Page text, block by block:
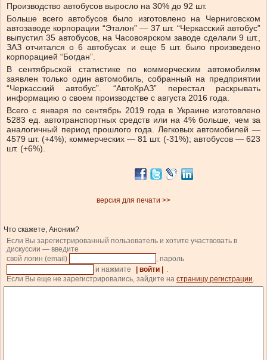
Производство автобусов выросло на 30% до 92 шт.
Больше всего автобусов было изготовлено на Черниговском
автозаводе корпорации “Эталон” — 37 шт. “Черкасский автобус”
выпустил 35 автобусов, на Часовоярском заводе сделали 9 шт.,
ЗАЗ отчитался о 6 автобусах и еще 5 шт. было произведено
корпорацией “Богдан”.
В сентябрьской статистике по коммерческим автомобилям
заявлен только один автомобиль, собранный на предприятии
“Черкасский автобус”. “АвтоКрАЗ” перестал раскрывать
информацию о своем производстве с августа 2016 года.
Всего с января по сентябрь 2019 года в Украине изготовлено
5283 ед. автотранспортных средств или на 4% больше, чем за
аналогичный период прошлого года. Легковых автомобилей —
4579 шт. (+4%); коммерческих — 81 шт. (-31%); автобусов — 623
шт. (+6%).
версия для печати >>
Что скажете, Аноним?
Если Вы зарегистрированный пользователь и хотите участвовать в
дискуссии — введите
свой логин (email)
, пароль
и нажмите
| войти |
.
Если Вы еще не зарегистрировались, зайдите на страницу регистрации.